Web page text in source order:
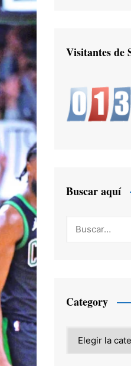
Visitantes de
Buscar aquí
Category